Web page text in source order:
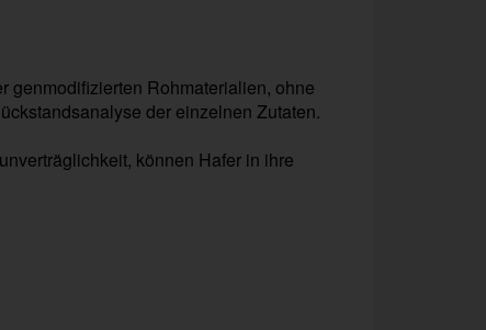
genmodifizierten Rohmaterialien, ohne
der einzelnen Zutaten.
können Hafer in ihre